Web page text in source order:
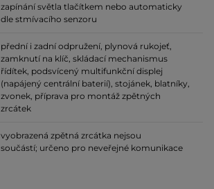
zapínání světla tlačítkem nebo automaticky
dle stmívacího senzoru
přední i zadní odpružení, plynová rukojeť,
zamknutí na klíč, skládací mechanismus
řídítek, podsvícený multifunkční displej
(napájený centrální baterií), stojánek, blatníky,
zvonek, příprava pro montáž zpětných
zrcátek
vyobrazená zpětná zrcátka nejsou
součástí; určeno pro neveřejné komunikace